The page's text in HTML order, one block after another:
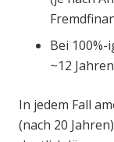
Bei
~12
In jedem Fall
(nach 20